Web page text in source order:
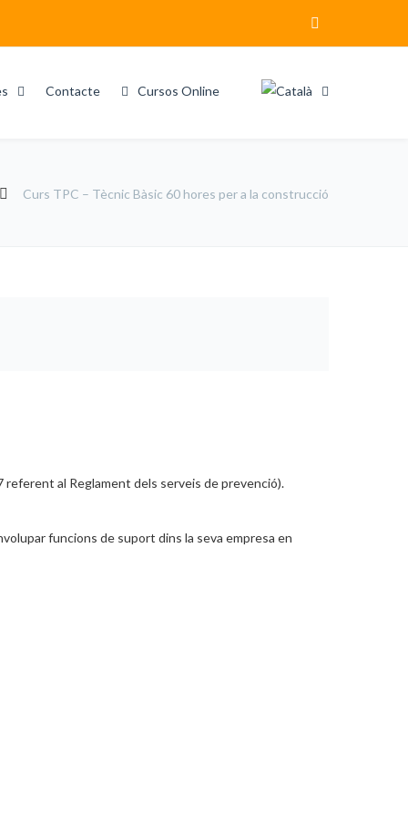
Contacte Cursos Online
Curs TPC – Tècnic Bàsic 60 hores per a la construcció
referent al Reglament dels serveis de prevenció).
funcions de suport dins la seva empresa en